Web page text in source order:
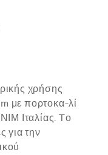
χρήσης
με πορτοκα-λί
Ιταλίας. Tο
για την